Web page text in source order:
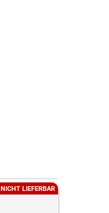
NICHT LIEFERBAR